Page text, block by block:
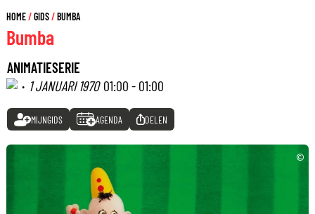
HOME GIDS BUMBA
Bumba
ANIMATIESERIE
· 1 JANUARI 1970 01:00 - 01:00
MIJNGIDS AGENDA DELEN
©